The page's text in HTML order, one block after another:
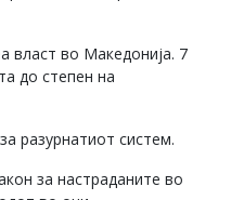
власт во Македонија. 7
до степен на
разурнатиот систем.
за настраданите во